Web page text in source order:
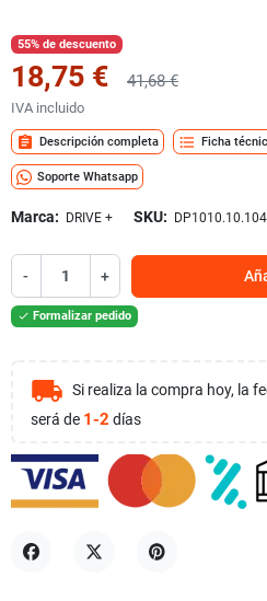
55% de descuento
18,75 € 41,68 €
IVA incluido
assignment Descripción completa format_list_bulleted Ficha
Soporte Whatsapp
Marca: DRIVE + SKU:
- +
 Formalizar pedido
local_shipping Si realiza la compra hoy, la
será de 1-2 días